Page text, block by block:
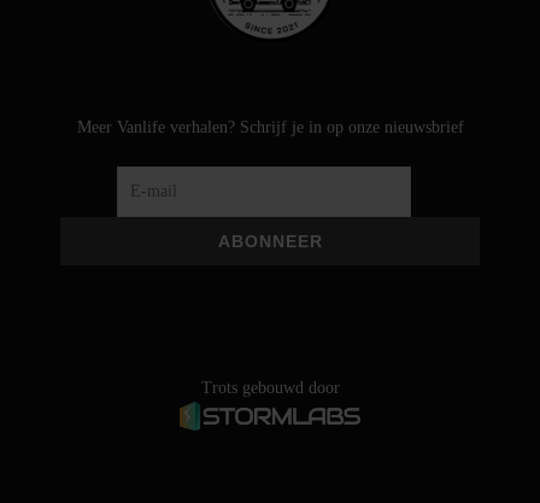
Meer Vanlife verhalen? Schrijf je in op onze nieuwsbrief
Trots gebouwd door